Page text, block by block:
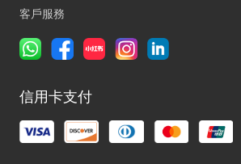
客戶服務
信用卡支付